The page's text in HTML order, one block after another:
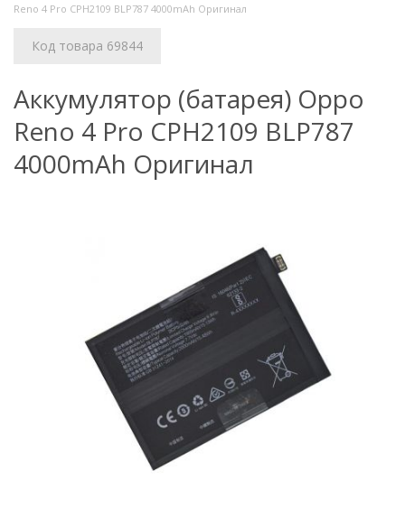
Reno 4 Pro CPH2109 BLP787 4000mAh Оригинал
Код товара 69844
Аккумулятор (батарея) Oppo
Reno 4 Pro CPH2109 BLP787
4000mAh Оригинал